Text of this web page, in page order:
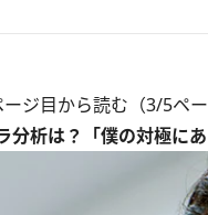
ジ目から読む（3/5ペー
分析は？「僕の対極に